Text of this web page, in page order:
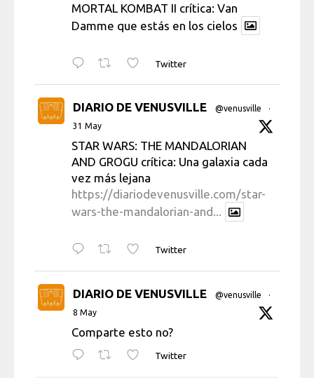
MORTAL KOMBAT II crítica: Van
Damme que estás en los cielos
Twitter
DIARIO DE VENUSVILLE @venusville
·
31 May
STAR WARS: THE MANDALORIAN
AND GROGU crítica: Una galaxia cada
vez más lejana
https://diariodevenusville.com/star-
wars-the-mandalorian-and...
Twitter
DIARIO DE VENUSVILLE @venusville
·
8 May
Comparte esto no?
Twitter